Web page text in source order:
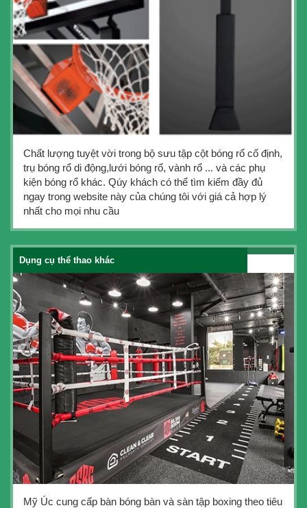
Chất lượng tuyệt vời trong bộ sưu tập cột bóng rổ cố định,
trụ bóng rổ di động,lưới bóng rổ, vành rổ ... và các phụ
kiện bóng rổ khác. Qúy khách có thể tìm kiếm đầy đủ
ngay trong website này của chúng tôi với giá cả hợp lý
nhất cho mọi nhu cầu
Dụng cụ thể thao khác
Mỹ Úc cung cấp bàn bóng bàn và sàn tập boxing theo tiêu